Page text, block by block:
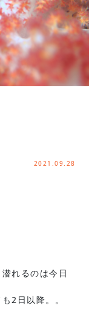
2021.09.28
れるのは今日
2日以降。。